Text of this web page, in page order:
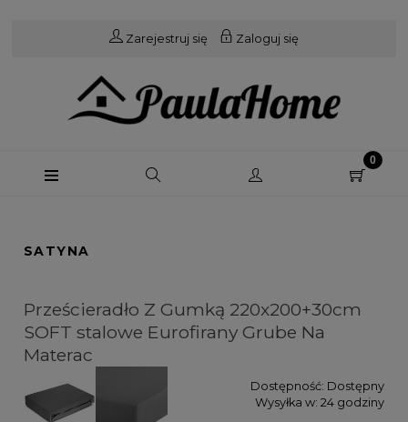
Zarejestruj się Zaloguj się
SATYNA
Prześcieradło Z Gumką 220x200+30cm
SOFT stalowe Eurofirany Grube Na
Materac
Dostępność: Dostępny
Wysyłka w: 24 godziny